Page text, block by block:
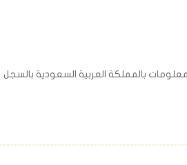
بالمملكة العربية السعودية بالسجل